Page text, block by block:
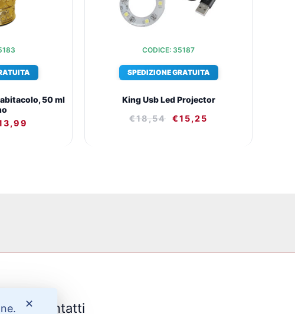
50 ml
CODICE: 35187
SPEDIZIONE GRATUITA
King Usb Led Projector
€18,54 €15,25
Contatti
✕